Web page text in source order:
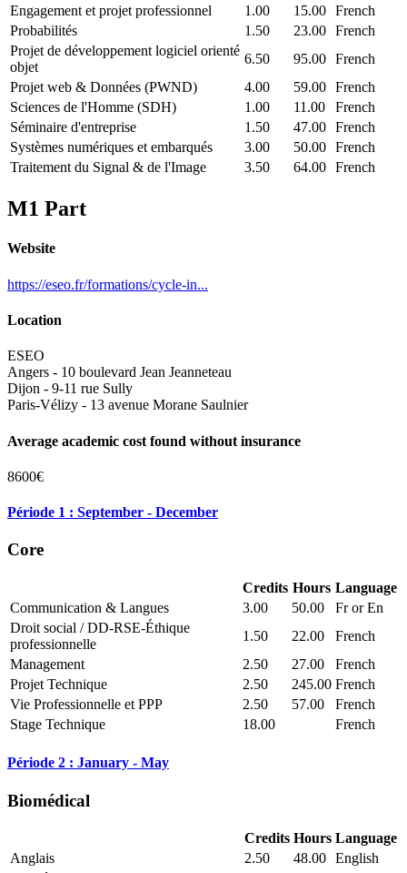
Engagement et projet professionnel
1.00 15.00 French
Probabilités
1.50 23.00 French
Projet de développement logiciel orienté
objet
6.50 95.00 French
Projet web & Données (PWND)
4.00 59.00 French
Sciences de l'Homme (SDH)
1.00 11.00
French
Séminaire d'entreprise
1.50 47.00 French
Systèmes numériques et embarqués
3.00 50.00 French
Traitement du Signal & de l'Image
3.50 64.00 French
M1 Part
Website
https://eseo.fr/formations/cycle-in...
Location
ESEO
Angers - 10 boulevard Jean Jeanneteau
Dijon - 9-11 rue Sully
Paris-Vélizy - 13 avenue Morane Saulnier
Average academic cost found without insurance
8600€
Période 1 : September - December
Core
Credits Hours Language
Communication & Langues
3.00 50.00
Fr or En
Droit social / DD-RSE-Éthique
professionnelle
1.50 22.00
French
Management
2.50 27.00
French
Projet Technique
2.50 245.00 French
Vie Professionnelle et PPP
2.50 57.00
French
Stage Technique
18.00 French
Période 2 : January - May
Biomédical
Credits Hours Language
Anglais
2.50 48.00 English